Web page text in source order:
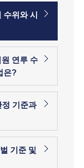
위와 시
연루 수
은?
정 기준과
기준 및